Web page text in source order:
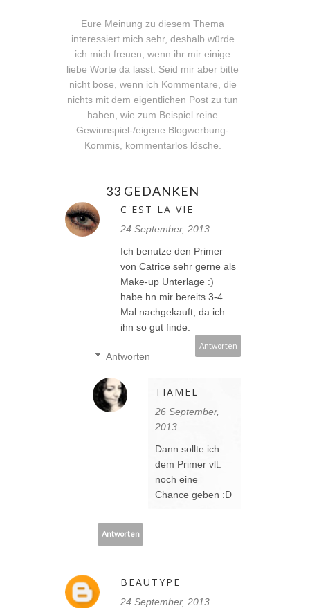
Eure Meinung zu diesem Thema
interessiert mich sehr, deshalb würde
ich mich freuen, wenn ihr mir einige
liebe Worte da lasst. Seid mir aber bitte
nicht böse, wenn ich Kommentare, die
nichts mit dem eigentlichen Post zu tun
haben, wie zum Beispiel reine
Gewinnspiel-/eigene Blogwerbung-
Kommis, kommentarlos lösche.
33 GEDANKEN
C'EST LA VIE
24 September, 2013
Ich benutze den Primer
von Catrice sehr gerne als
Make-up Unterlage :)
habe hn mir bereits 3-4
Mal nachgekauft, da ich
ihn so gut finde.
Antworten
Antworten
TIAMEL
26 September,
2013
Dann sollte ich
dem Primer vlt.
noch eine
Chance geben :D
Antworten
BEAUTYPE
24 September, 2013